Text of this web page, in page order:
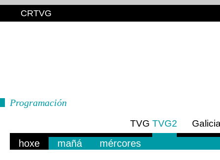
CRTVG
Programación
TVG TVG2
hoxe mañá mércores